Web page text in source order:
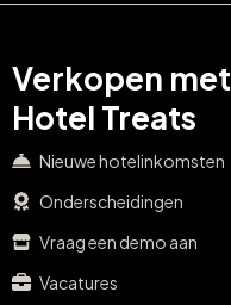
Verkopen met
Hotel Treats
Nieuwe hotelinkomsten
Onderscheidingen
Vraag een demo aan
Vacatures